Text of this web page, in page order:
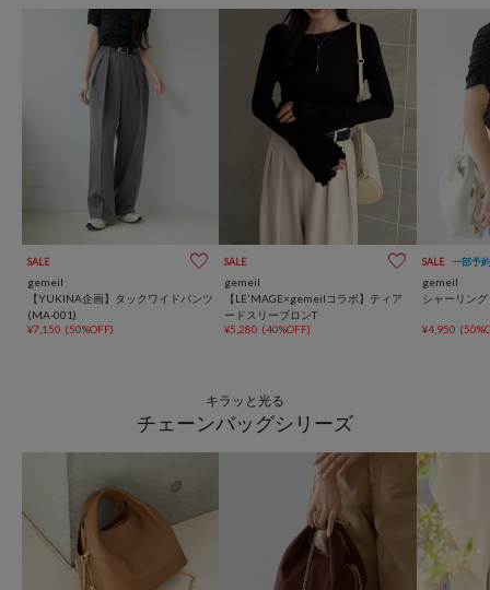
SALE
gemeil
【YUKINA企画】タックワイドパンツ
(MA-001)
¥7,150 (50%OFF)
SALE
gemeil
【LE'MAGE×gemeilコラボ】ティア
ードスリーブロンT
¥5,280 (40%OFF)
SALE 一部予約
gemeil
シャーリン
¥4,950
キラッと光る
チェーンバッグシリーズ